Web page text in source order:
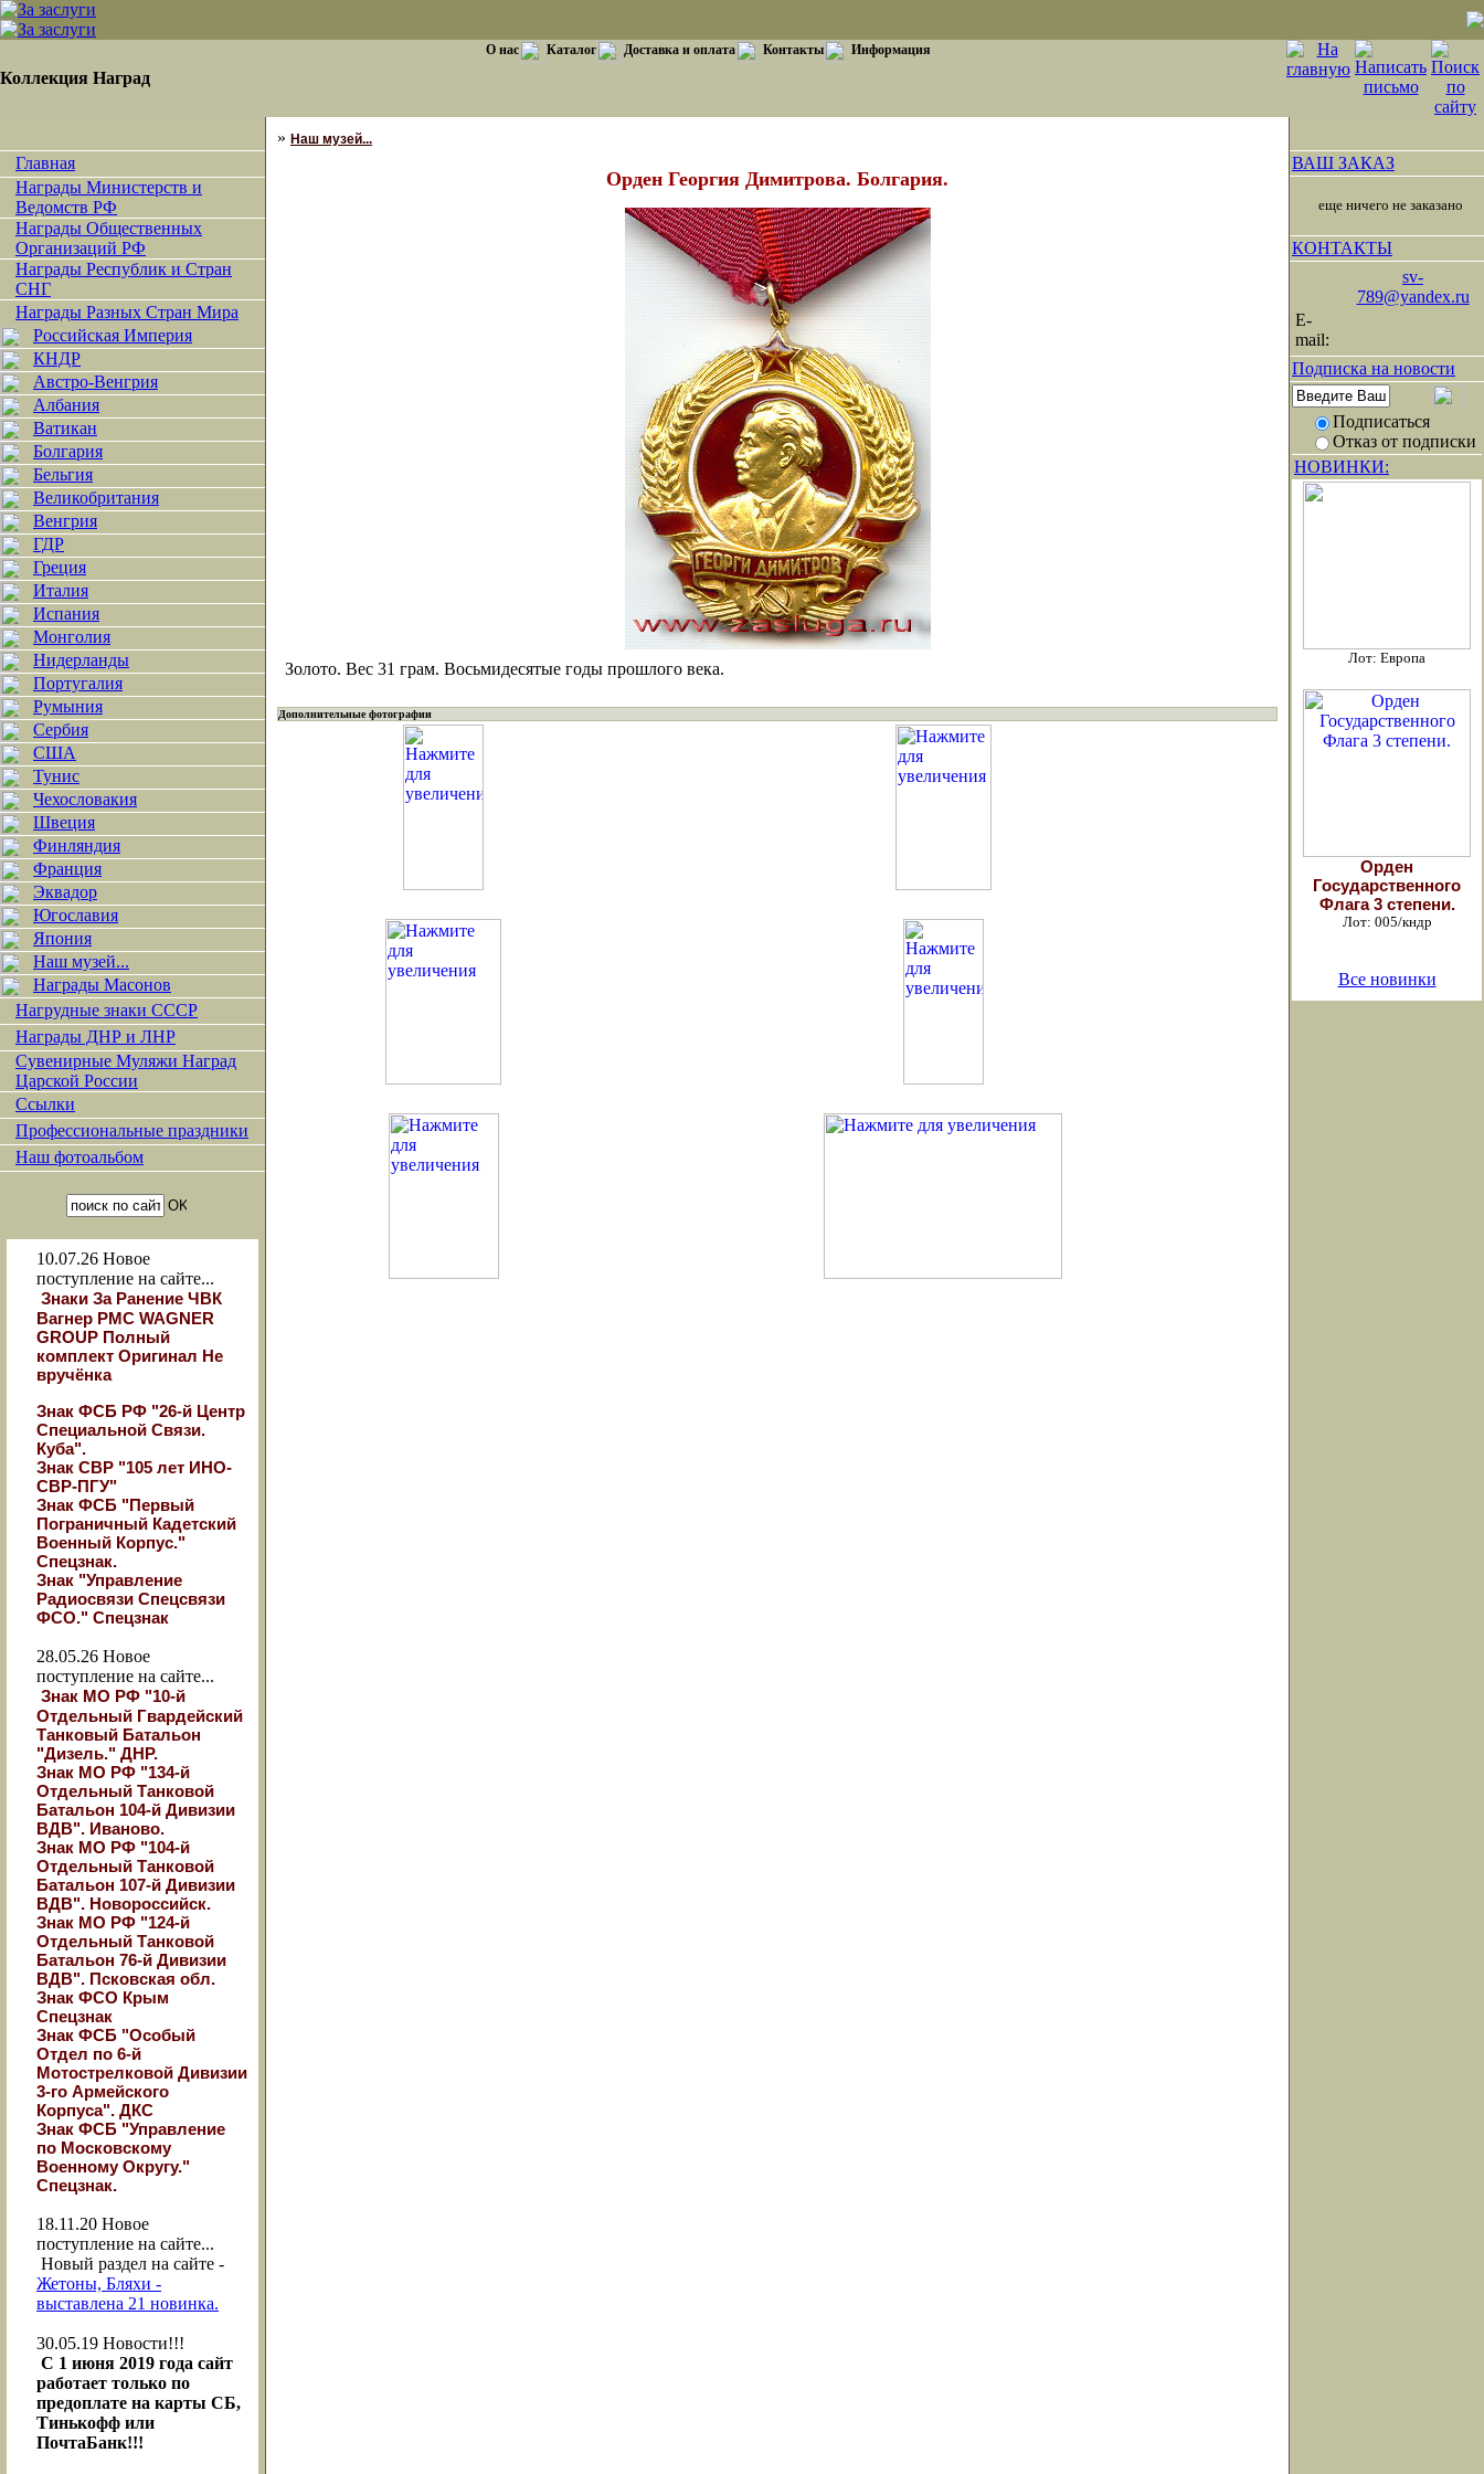
Коллекция Наград
О нас Каталог Доставка и оплата Контакты Информация
Главная
Награды Министерств и
Ведомств РФ
Награды Общественных
Организаций РФ
Награды Республик и Стран
СНГ
Награды Разных Стран Мира
Российская Империя
КНДР
Австро-Венгрия
Албания
Ватикан
Болгария
Бельгия
Великобритания
Венгрия
ГДР
Греция
Италия
Испания
Монголия
Нидерланды
Португалия
Румыния
Сербия
США
Тунис
Чехословакия
Швеция
Финляндия
Франция
Эквадор
Югославия
Япония
Наш музей...
Награды Масонов
Нагрудные знаки СССР
Награды ДНР и ЛНР
Сувенирные Муляжи Наград
Царской России
Ссылки
Профессиональные праздники
Наш фотоальбом
10.07.26 Новое
поступление на сайте...
Знаки За Ранение ЧВК
Вагнер РМС WAGNER
GROUP Полный
комплект Оригинал Не
вручёнка
Знак ФСБ РФ "26-й Центр
Специальной Связи.
Куба".
Знак СВР "105 лет ИНО-
СВР-ПГУ"
Знак ФСБ "Первый
Пограничный Кадетский
Военный Корпус."
Спецзнак.
Знак "Управление
Радиосвязи Спецсвязи
ФСО." Спецзнак
28.05.26 Новое
поступление на сайте...
Знак МО РФ "10-й
Отдельный Гвардейский
Танковый Батальон
"Дизель." ДНР.
Знак МО РФ "134-й
Отдельный Танковой
Батальон 104-й Дивизии
ВДВ". Иваново.
Знак МО РФ "104-й
Отдельный Танковой
Батальон 107-й Дивизии
ВДВ". Новороссийск.
Знак МО РФ "124-й
Отдельный Танковой
Батальон 76-й Дивизии
ВДВ". Псковская обл.
Знак ФСО Крым
Спецзнак
Знак ФСБ "Особый
Отдел по 6-й
Мотострелковой Дивизии
3-го Армейского
Корпуса". ДКС
Знак ФСБ "Управление
по Московскому
Военному Округу."
Спецзнак.
18.11.20 Новое
поступление на сайте...
Новый раздел на сайте -
Жетоны, Бляхи -
выставлена 21 новинка.
30.05.19 Новости!!!
С 1 июня 2019 года сайт
работает только по
предоплате на карты СБ,
Тинькофф или
ПочтаБанк!!!
» Наш музей...
Орден Георгия Димитрова. Болгария.
Золото. Вес 31 грам. Восьмидесятые годы прошлого века.
Дополнительные фотографии
ВАШ ЗАКАЗ
еще ничего не заказано
КОНТАКТЫ
sv-
789@yandex.ru
E-
mail:
Подписка на новости
Подписаться
Отказ от подписки
НОВИНКИ:
Лот: Европа
Орден
Государственного
Флага 3 степени.
Лот: 005/кндр
Все новинки